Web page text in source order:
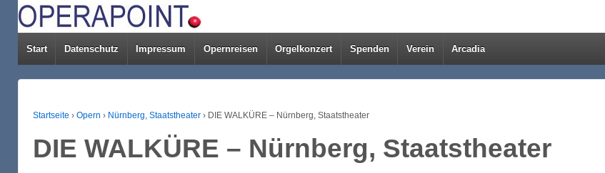
Start Datenschutz Impressum Opernreisen Orgelkonzert Spenden Verein Arcadia
Startseite › Opern › Nürnberg, Staatstheater › DIE WALKÜRE – Nürnberg, Staatstheater
DIE WALKÜRE – Nürnberg, Staatstheater